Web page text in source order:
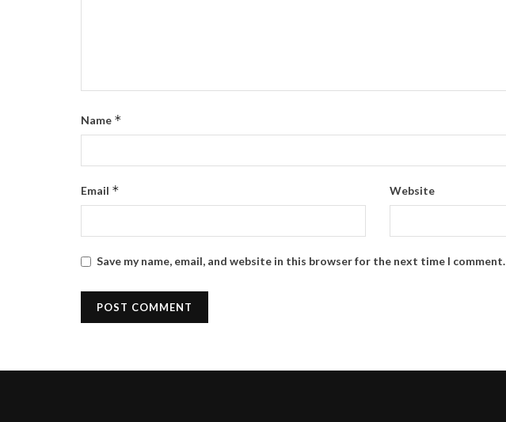
Name *
Email * Website
Save my name, email, and website in this browser for the next time I comment.